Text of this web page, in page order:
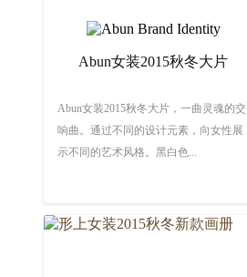
Abun女装2015秋冬大片
Abun女装2015秋冬大片，一曲灵魂的交
响曲。通过不同的设计元素，向女性展
示不同的艺术风格。黑白色...